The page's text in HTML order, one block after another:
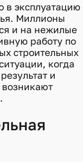
в эксплуатацию
Миллионы
и на нежилые
работу по
строительных
когда
и
возникают